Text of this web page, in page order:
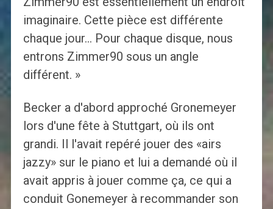
imaginaire. Cette pièce est différente
chaque jour… Pour chaque disque, nous
entrons Zimmer90 sous un angle
différent. »
Becker a d'abord approché Gronemeyer
lors d'une fête à Stuttgart, où ils ont
grandi. Il l'avait repéré jouer des «airs
jazzy» sur le piano et lui a demandé où il
avait appris à jouer comme ça, ce qui a
conduit Gonemeyer à recommander son